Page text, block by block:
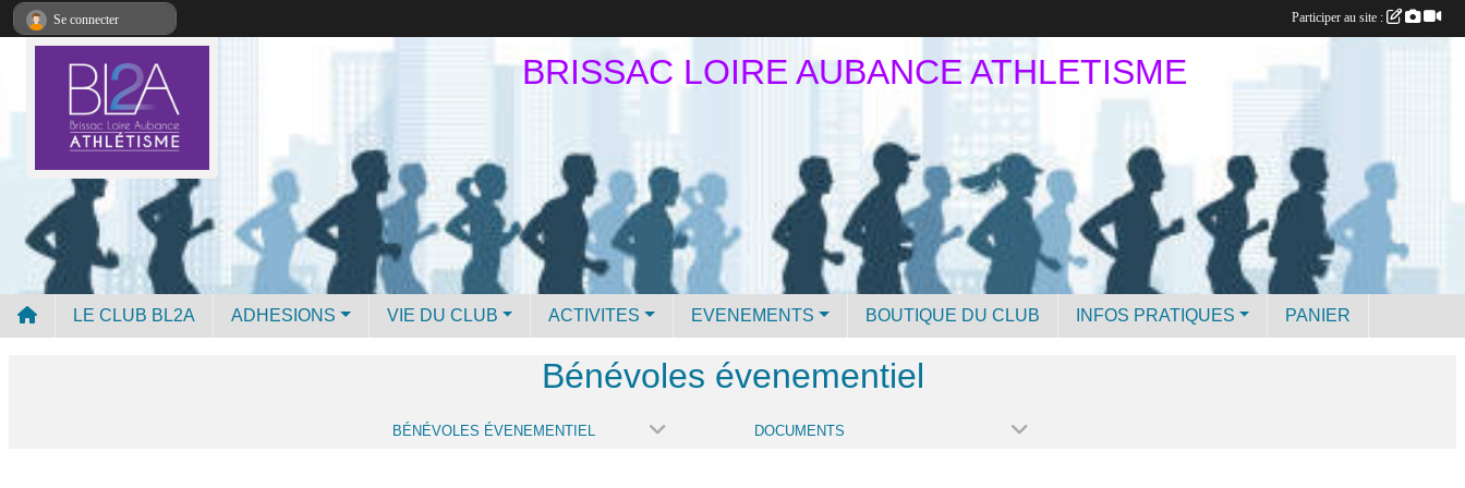
BRISSAC LOIRE AUBANCE ATHLETISME
LE CLUB BL2A ADHESIONS VIE DU CLUB ACTIVITES EVENEMENTS BOUTIQUE DU CLUB INFOS PRATIQUES PANIER
Bénévoles évenementiel
BÉNÉVOLES ÉVENEMENTIEL DOCUMENTS
Se connecter Participer au site :
Panneau de gestion des cookies